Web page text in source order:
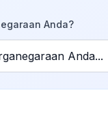
Anda?